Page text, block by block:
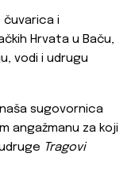
čuvarica i
Hrvata u Baču,
vodi i udrugu
sugovornica
angažmanu za koji
Tragovi